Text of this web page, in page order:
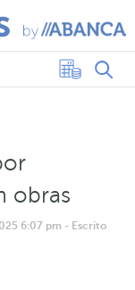
obras
6:07 pm - Escrito